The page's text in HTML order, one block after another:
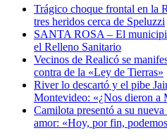
Trágico choque frontal en la
tres heridos cerca de Speluzzi
SANTA ROSA – El
el Relleno Sanitario
Vecinos de Realicó se
contra de la «Ley de Tierras»
River lo descartó y el pibe
Montevideo: «¿Nos dieron a
Camilota presentó a su
amor: «Hoy, por fin,